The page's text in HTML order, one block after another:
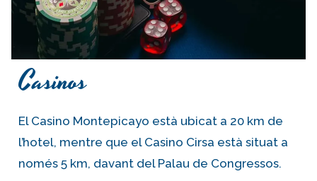
Casinos
El Casino Montepicayo està ubicat a 20 km de
l’hotel, mentre que el Casino Cirsa està situat a
només 5 km, davant del Palau de Congressos.